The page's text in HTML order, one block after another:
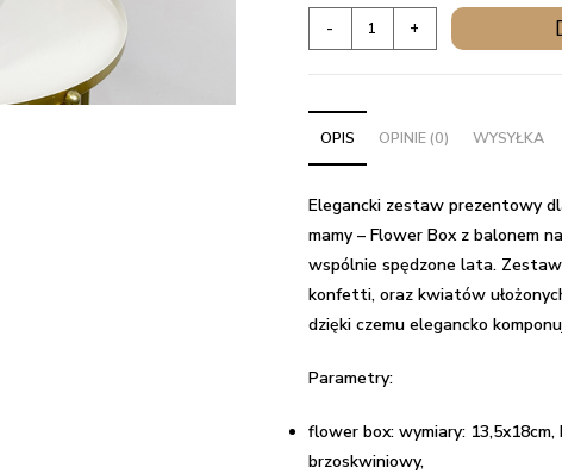
Elegancki
prezentowy
dla
mamy
-
Flower
Box
z
balonem
- +
OPIS OPINIE (0) WYSYŁKA
Elegancki zestaw prezentowy
mamy – Flower Box z balonem
wspólnie spędzone lata. Zestaw
konfetti, oraz kwiatów
dzięki czemu elegancko
Parametry:
flower box: wymiary:
brzoskwiniowy,